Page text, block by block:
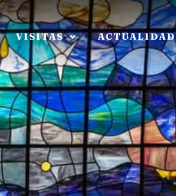
VISITAS ACTUALIDAD